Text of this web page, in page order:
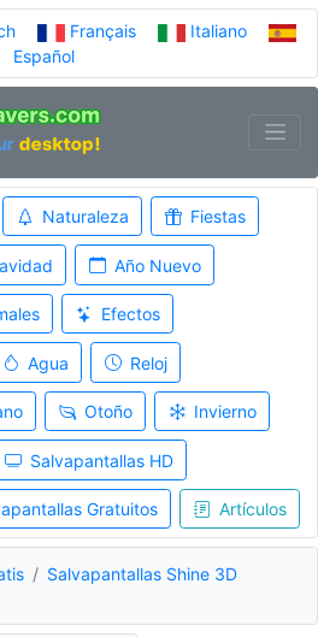
Français
Italiano
Español
Naturaleza Fiestas
Año Nuevo
Efectos
Agua Reloj
Otoño Invierno
Salvapantallas HD
Gratuitos Artículos
Salvapantallas Shine 3D